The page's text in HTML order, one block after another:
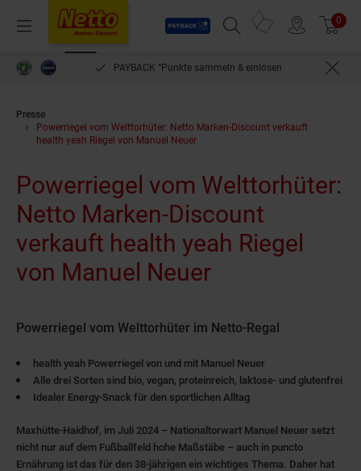
Menü
Payback
Suchfeld einblenden
Prospekte 0
PAYBACK °Punkte sammeln & einlösen
Presse
Powerriegel vom Welttorhüter: Netto Marken-Discount verkauft
health yeah Riegel von Manuel Neuer
Powerriegel vom Welttorhüter:
Netto Marken-Discount
verkauft health yeah Riegel
von Manuel Neuer
Powerriegel vom Welttorhüter im Netto-Regal
health yeah Powerriegel von und mit Manuel Neuer
Alle drei Sorten sind bio, vegan, proteinreich, laktose- und glutenfrei
Idealer Energy-Snack für den sportlichen Alltag
Maxhütte-Haidhof, im Juli 2024 – Nationaltorwart Manuel Neuer setzt
nicht nur auf dem Fußballfeld hohe Maßstäbe – auch in puncto
Ernährung ist das für den 38-jährigen ein wichtiges Thema. Daher hat